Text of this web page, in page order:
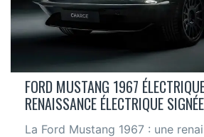
FORD MUSTANG 1967
RENAISSANCE ÉLECTRIQUE
La Ford Mustang 1967 : une